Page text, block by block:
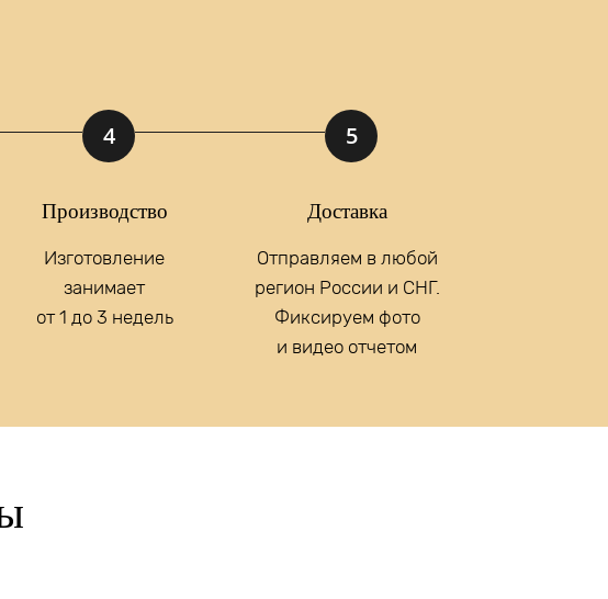
решение
персональных данных.
4
Производство
Изготовление
занимает
от 1 до 3 недель
5
Доставка
Отправляем в любой
регион России и СНГ.
Фиксируем фото
и видео отчетом